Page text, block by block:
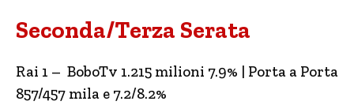
Seconda/Terza Serata
Rai 1 – BoboTv 1.215 milioni 7.9% | Porta a Porta
857/457 mila e 7.2/8.2%